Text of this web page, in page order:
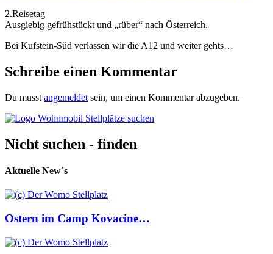
2.Reisetag
Ausgiebig gefrühstückt und „rüber“ nach Österreich.
Bei Kufstein-Süd verlassen wir die A12 und weiter gehts…
Schreibe einen Kommentar
Du musst angemeldet sein, um einen Kommentar abzugeben.
Nicht suchen - finden
Aktuelle New´s
Ostern im Camp Kovacine…